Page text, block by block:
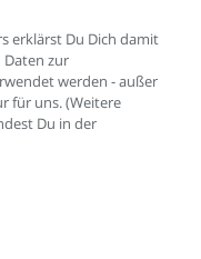
erklärst Du Dich damit
Daten zur
werden - außer
für uns. (Weitere
Du in der